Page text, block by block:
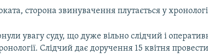
сторона звинувачення плутається у
увагу суду, що дуже вільно слідчий і
Слідчий дає доручення 15 квітня